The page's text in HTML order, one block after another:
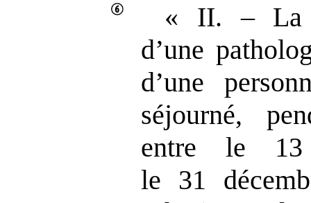
« II. – La
d’une
d’une
séjourné,
entre le
le 31